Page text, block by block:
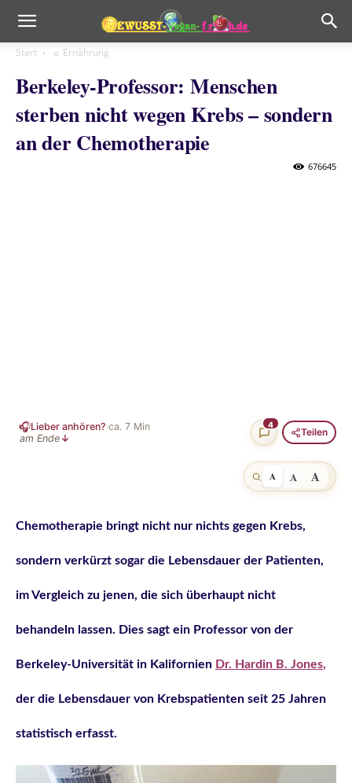
Start ☼ Ernährung
Berkeley-Professor: Menschen
sterben nicht wegen Krebs – sondern
an der Chemotherapie
676645
🎧Lieber anhören?·ca. 7 Min
am Ende ↓
4
Teilen
A A A
Chemotherapie bringt nicht nur nichts gegen Krebs,
sondern verkürzt sogar die Lebensdauer der Patienten,
im Vergleich zu jenen, die sich überhaupt nicht
behandeln lassen. Dies sagt ein Professor von der
Berkeley-Universität in Kalifornien Dr. Hardin B. Jones,
der die Lebensdauer von Krebspatienten seit 25 Jahren
statistisch erfasst.